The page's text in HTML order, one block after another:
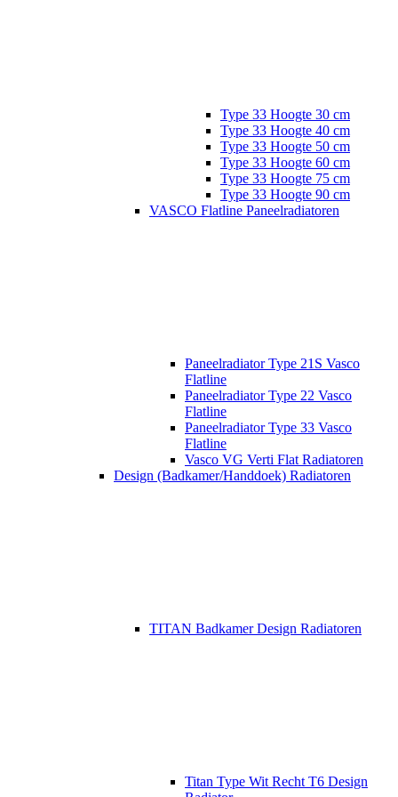
Type 33 Hoogte 30 cm
Type 33 Hoogte 40 cm
Type 33 Hoogte 50 cm
Type 33 Hoogte 60 cm
Type 33 Hoogte 75 cm
Type 33 Hoogte 90 cm
VASCO Flatline Paneelradiatoren
Paneelradiator Type 21S Vasco
Flatline
Paneelradiator Type 22 Vasco
Flatline
Paneelradiator Type 33 Vasco
Flatline
Vasco VG Verti Flat Radiatoren
Design (Badkamer/Handdoek) Radiatoren
TITAN Badkamer Design Radiatoren
Titan Type Wit Recht T6 Design